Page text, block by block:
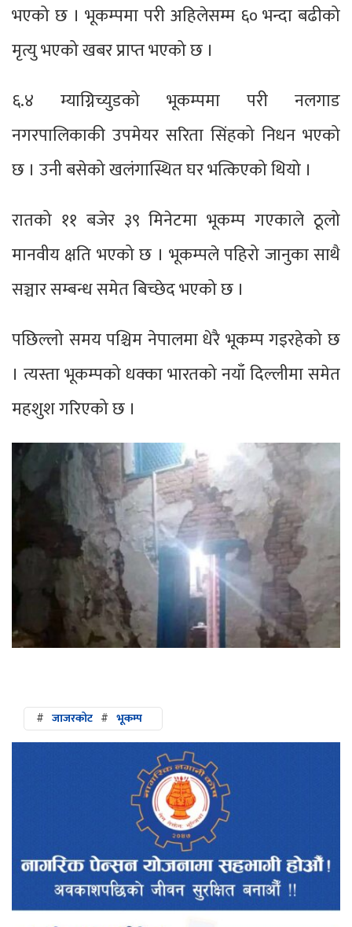
भएको छ । भूकम्पमा परी अहिलेसम्म ६० भन्दा बढीको
मृत्यु भएको खबर प्राप्त भएको छ ।
६.४ म्याग्निच्युडको भूकम्पमा परी नलगाड
नगरपालिकाकी उपमेयर सरिता सिंहको निधन भएको
छ । उनी बसेको खलंगास्थित घर भत्किएको थियो ।
रातको ११ बजेर ३९ मिनेटमा भूकम्प गएकाले ठूलो
मानवीय क्षति भएको छ । भूकम्पले पहिरो जानुका साथै
सञ्चार सम्बन्ध समेत बिच्छेद भएको छ ।
पछिल्लो समय पश्चिम नेपालमा धेरै भूकम्प गइरहेको छ
। त्यस्ता भूकम्पको धक्का भारतको नयाँ दिल्लीमा समेत
महशुश गरिएको छ ।
# जाजरकोट # भूकम्प